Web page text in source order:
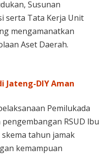
Susunan
serta Tata Kerja Unit
mengamanatkan
Aset Daerah.
Jateng-DIY Aman
Pemilukada
RSUD lbu
tahun jamak
kemampuan